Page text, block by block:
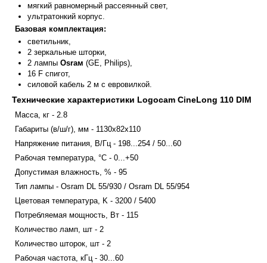
мягкий равномерный рассеянный свет,
ультратонкий корпус.
Базовая комплектация:
светильник,
2 зеркальные шторки,
2 лампы Osraм (GE, Philips),
16 F спигот,
силовой кабель 2 м с евровилкой.
Технические характеристики Logocam CineLong 110 DIM
Масса, кг - 2.8
Габариты (в/ш/г), мм - 1130х82х110
Напряжение питания, В/Гц - 198...254 / 50...60
Рабочая температура, °С - 0...+50
Допустимая влажность, % - 95
Тип лампы - Osram DL 55/930 / Osram DL 55/954
Цветовая температура, K - 3200 / 5400
Потребляемая мощность, Вт - 115
Количество ламп, шт - 2
Количество шторок, шт - 2
Рабочая частота, кГц - 30...60